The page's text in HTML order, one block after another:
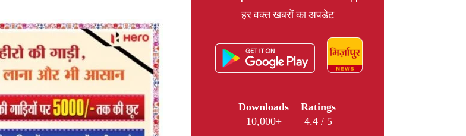
News,
हर वक्त खबरों का अपडेट
Downloads
10,000+
Ratings
4.4 / 5